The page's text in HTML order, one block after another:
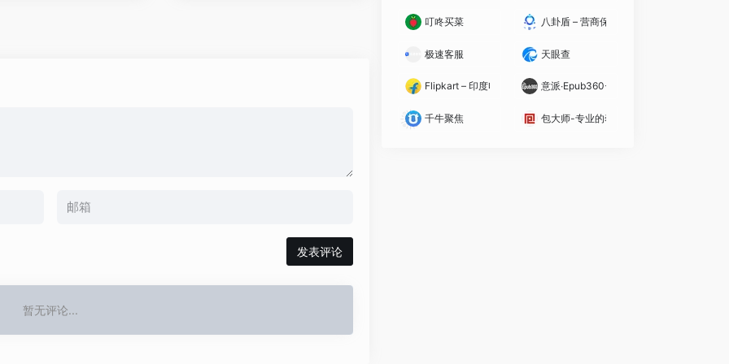
发表评论
暂无评论...
叮咚买菜 八卦盾 – 营商保
极速客服 天眼查
Flipkart – 印度电商平台 意派∙Epub360-专业H5页面在线交互设计
千牛聚焦 包大师-专业的奢侈品产业数字服务平台